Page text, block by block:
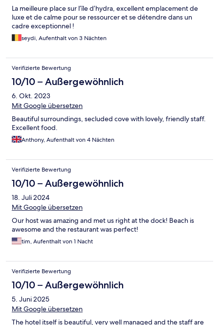
La meilleure place sur l’île d’hydra, excellent emplacement de
luxe et de calme pour se ressourcer et se détendre dans un
cadre exceptionnel !
seydi, Aufenthalt von 3 Nächten
Verifizierte Bewertung
10/10 – Außergewöhnlich
6. Okt. 2023
Mit Google übersetzen
Beautiful surroundings, secluded cove with lovely, friendly staff.
Excellent food.
Anthony, Aufenthalt von 4 Nächten
Verifizierte Bewertung
10/10 – Außergewöhnlich
18. Juli 2024
Mit Google übersetzen
Our host was amazing and met us right at the dock! Beach is
awesome and the restaurant was perfect!
tim, Aufenthalt von 1 Nacht
Verifizierte Bewertung
10/10 – Außergewöhnlich
5. Juni 2025
Mit Google übersetzen
The hotel itself is beautiful, very well managed and the staff are